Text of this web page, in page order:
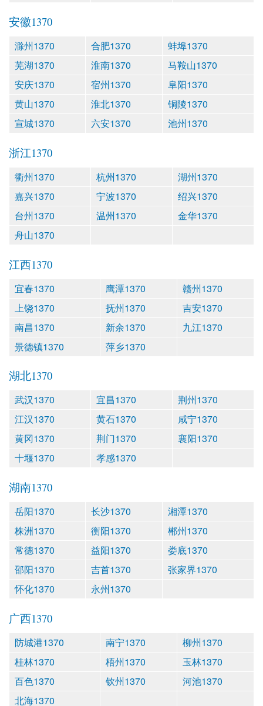
安徽1370
滁州1370 合肥1370
蚌埠1370
芜湖1370
淮南1370
马鞍山1370
安庆1370
宿州1370
阜阳1370
黄山1370
淮北1370
铜陵1370
宣城1370
六安1370 池州1370
浙江1370
衢州1370 杭州1370
湖州1370
嘉兴1370
宁波1370
绍兴1370
台州1370
温州1370
金华1370
舟山1370
江西1370
宜春1370 鹰潭1370
赣州1370
上饶1370
抚州1370
吉安1370
南昌1370
新余1370
九江1370
景德镇1370
萍乡1370
湖北1370
武汉1370 宜昌1370
荆州1370
江汉1370
黄石1370
咸宁1370
黄冈1370
荆门1370
襄阳1370
十堰1370
孝感1370
湖南1370
岳阳1370 长沙1370
湘潭1370
株洲1370
衡阳1370
郴州1370
常德1370
益阳1370
娄底1370
邵阳1370
吉首1370
张家界1370
怀化1370
永州1370
广西1370
防城港1370 南宁1370
柳州1370
桂林1370
梧州1370
玉林1370
百色1370
钦州1370
河池1370
北海1370